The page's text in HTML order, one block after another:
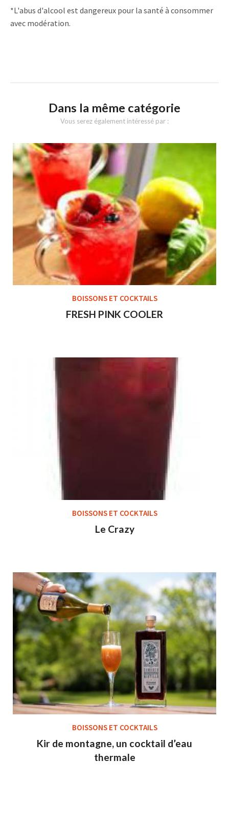
*L'abus d'alcool est dangereux pour la santé à consommer
avec modération.
Dans la même catégorie
Vous serez également intéressé par :
BOISSONS ET COCKTAILS
FRESH PINK COOLER
BOISSONS ET COCKTAILS
Le Crazy
BOISSONS ET COCKTAILS
Kir de montagne, un cocktail d’eau
thermale